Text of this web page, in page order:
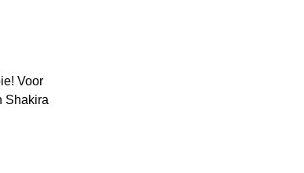
Voor
Shakira